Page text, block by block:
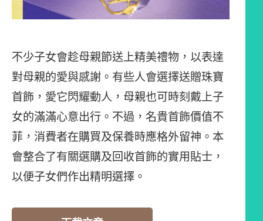
不少子女會趁母親節送上精美禮物，以表達
對母親的愛與感謝。有些人會選擇送贈珠寶
首飾，愛它閃耀動人，母親也可時刻戴上子
女的滿滿心意出行。不過，名貴首飾價值不
菲，消費者在購買及保養時應格外留神。本
會整合了有關選購及回收首飾的實用貼士，
以便子女們作出精明選擇。